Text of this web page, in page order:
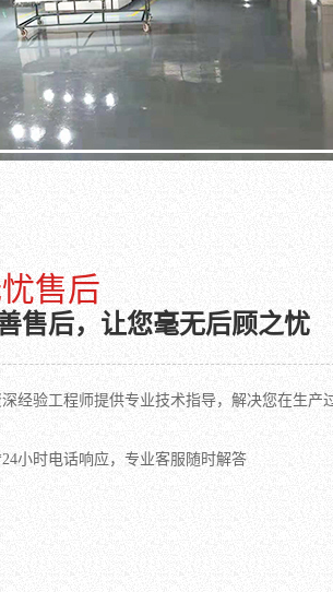
售后
售后，让您毫无后顾之忧
经验工程师提供专业技术指导，解决您在生产
小时电话响应，专业客服随时解答